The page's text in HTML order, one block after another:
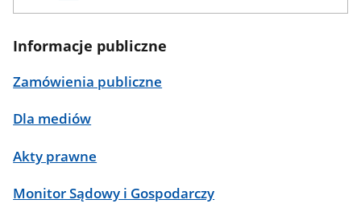
Informacje publiczne
Zamówienia publiczne
Dla mediów
Akty prawne
Monitor Sądowy i Gospodarczy